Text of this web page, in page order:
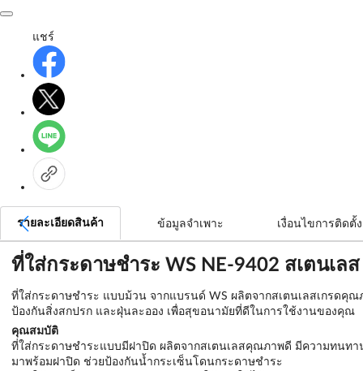
แชร์
รายละเอียดสินค้า ข้อมูลจำเพาะ เงื่อนไขการติดตั้ง
ที่ใส่กระดาษชำระ WS NE-9402 สเตนเลส
ที่ใส่กระดาษชำระ แบบม้วน จากแบรนด์ WS ผลิตจากสเตนเลสเกรด
ป้องกันสิ่งสกปรก และฝุ่นละออง เพื่อสุขอนามัยที่ดีในการใช้งานของคุณ
คุณสมบัติ
ที่ใส่กระดาษชำระแบบมีฝาปิด ผลิตจากสเตนเลสคุณภาพดี มีความทนทา
มาพร้อมฝาปิด ช่วยป้องกันน้ำกระเซ็นโดนกระดาษชำระ